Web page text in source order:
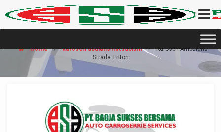
Home karoseri abulans mitsubishi
Karoseri Ambulans
Strada Triton